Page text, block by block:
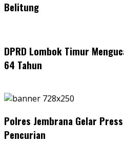
Belitung
DPRD Lombok Timur
64 Tahun
Polres Jembrana Gelar
Pencurian